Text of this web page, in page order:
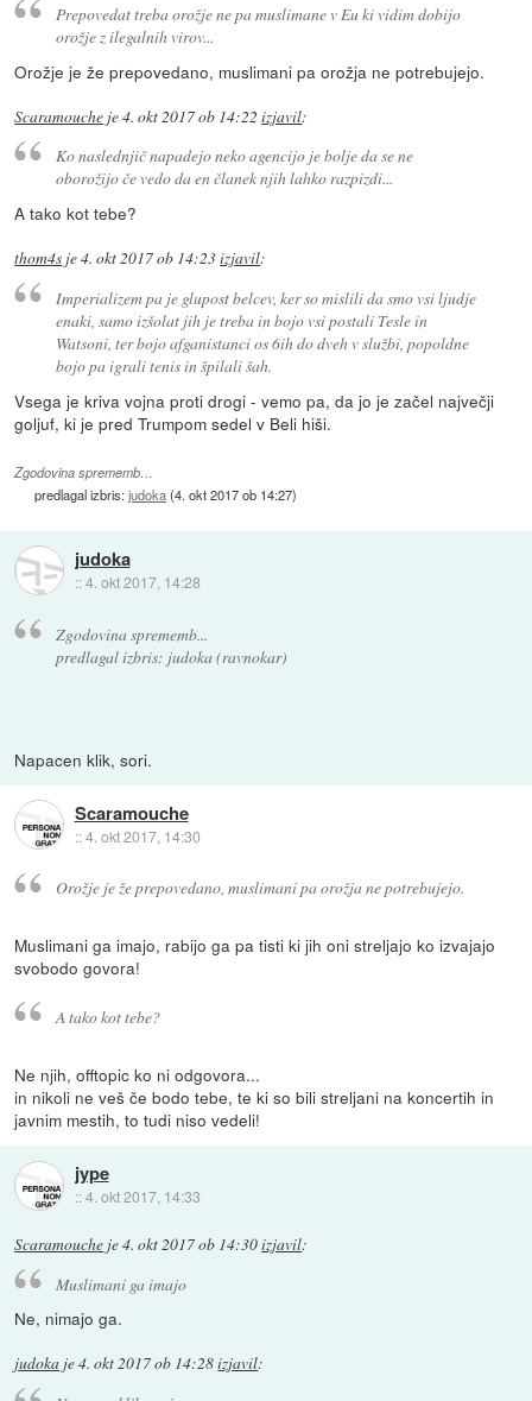
Prepovedat treba orožje ne pa muslimane v Eu ki vidim dobijo
orožje z ilegalnih virov...
Orožje je že prepovedano, muslimani pa orožja ne potrebujejo.
Scaramouche je4. okt 2017 ob 14:22 izjavil:
Ko naslednjič napadejo neko agencijo je bolje da se ne
oborožijo če vedo da en članek njih lahko razpizdi...
A tako kot tebe?
thom4s je4. okt 2017 ob 14:23izjavil:
Imperializem pa je glupost belcev, ker so mislili da smo vsi ljudje
enaki, samo izšolat jih je treba in bojo vsi postali Tesle in
Watsoni, ter bojo afganistanci os 6ih do dveh v službi, popoldne
bojo pa igrali tenis in špilali šah.
Vsega je kriva vojna proti drogi - vemo pa, da jo je začel največji
goljuf, ki je pred Trumpom sedel v Beli hiši.
Zgodovina sprememb…
predlagal izbris:judoka(4. okt 2017 ob 14:27)
judoka
::4. okt 2017, 14:28
Zgodovina sprememb...
predlagal izbris: judoka (ravnokar)
Napacen klik, sori.
Scaramouche
::4. okt 2017, 14:30
Orožje je že prepovedano, muslimani pa orožja ne potrebujejo.
Muslimani ga imajo, rabijo ga pa tisti ki jih oni streljajo ko izvajajo
svobodo govora!
A tako kot tebe?
Ne njih, offtopic ko ni odgovora...
in nikoli ne veš če bodo tebe, te ki so bili streljani na koncertih in
javnim mestih, to tudi niso vedeli!
jype
::4. okt 2017, 14:33
Scaramouche je4. okt 2017 ob 14:30izjavil:
Muslimani ga imajo
Ne, nimajo ga.
judoka je4. okt 2017 ob 14:28izjavil: